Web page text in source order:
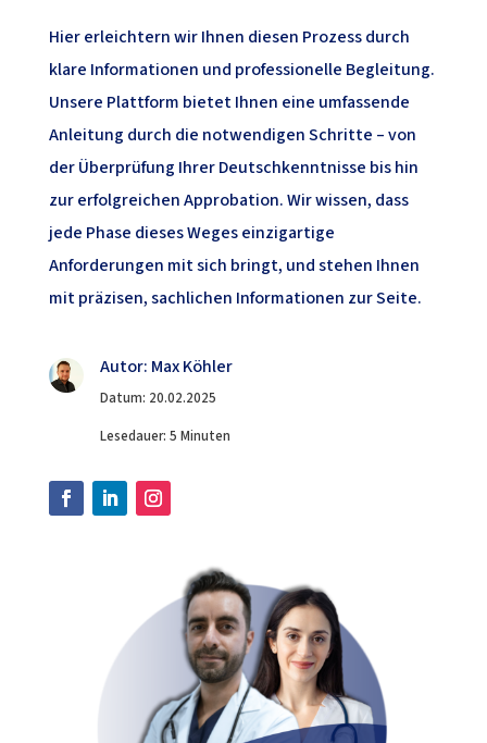
Hier erleichtern wir Ihnen diesen Prozess durch
klare Informationen und professionelle Begleitung.
Unsere Plattform bietet Ihnen eine umfassende
Anleitung durch die notwendigen Schritte – von
der Überprüfung Ihrer Deutschkenntnisse bis hin
zur erfolgreichen Approbation. Wir wissen, dass
jede Phase dieses Weges einzigartige
Anforderungen mit sich bringt, und stehen Ihnen
mit präzisen, sachlichen Informationen zur Seite.
Autor: Max Köhler
Datum: 20.02.2025
Lesedauer: 5 Minuten